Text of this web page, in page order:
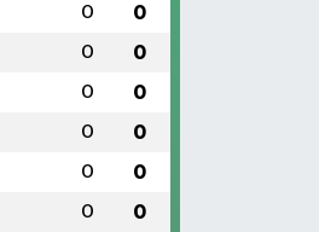
0 0
0 0
0 0
0 0
0 0
0 0